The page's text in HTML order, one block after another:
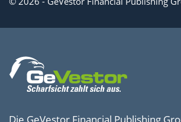
Die GeVestor Financial Publishing